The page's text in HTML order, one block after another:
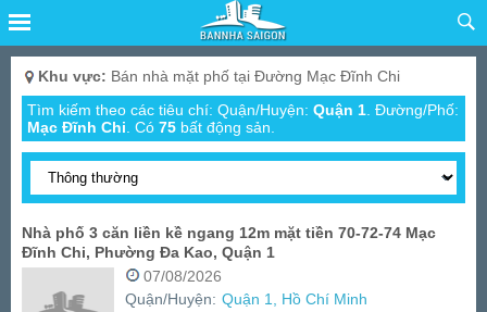
Khu vực: Bán nhà mặt phố tại Đường Mạc Đĩnh Chi
Tìm kiếm theo các tiêu chí: Quận/Huyện: Quận 1 . Đường/Phố:
Mạc Đĩnh Chi Có 75 bất động sản.
Nhà phố 3 căn liền kề ngang 12m mặt tiền 70-72-74 Mạc
Đĩnh Chi, Phường Đa Kao, Quận 1
07/08/2026
Quận/Huyện: Quận 1, Hồ Chí Minh